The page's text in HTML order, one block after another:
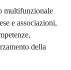
multifunzionale
e associazioni,
della